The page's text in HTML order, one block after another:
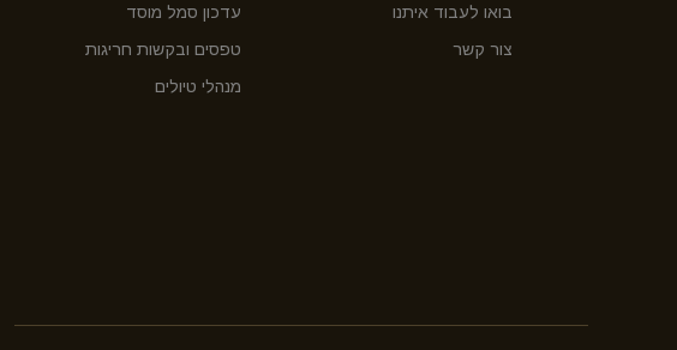
בואו לעבוד איתנו
צור קשר
עדכון סמל מוסד
טפסים ובקשות חריגות
מנהלי טיולים